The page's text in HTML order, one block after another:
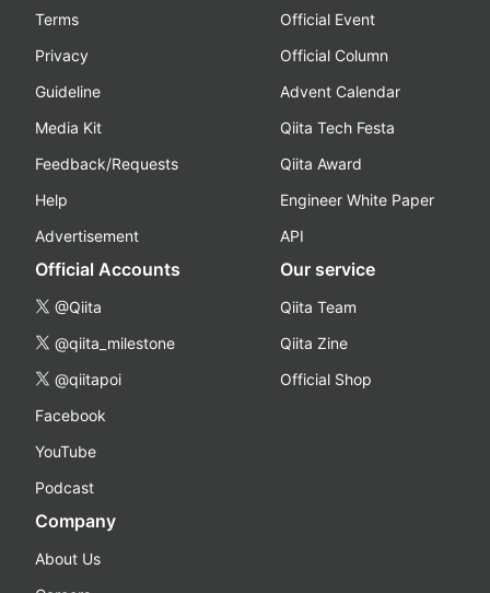
Terms
Privacy
Guideline
Media Kit
Feedback/Requests
Help
Advertisement
Official Event
Official Column
Advent Calendar
Qiita Tech Festa
Qiita Award
Engineer White Paper
API
Official Accounts
@Qiita
@qiita_milestone
@qiitapoi
Facebook
YouTube
Podcast
Our service
Qiita Team
Qiita Zine
Official Shop
Company
About Us